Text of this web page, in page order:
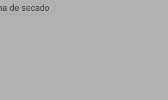
de secado